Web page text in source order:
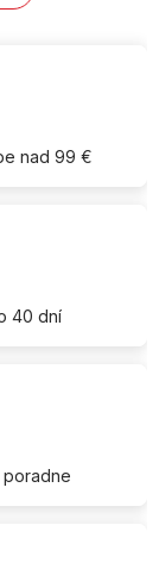
nad 99 €
40 dní
poradne